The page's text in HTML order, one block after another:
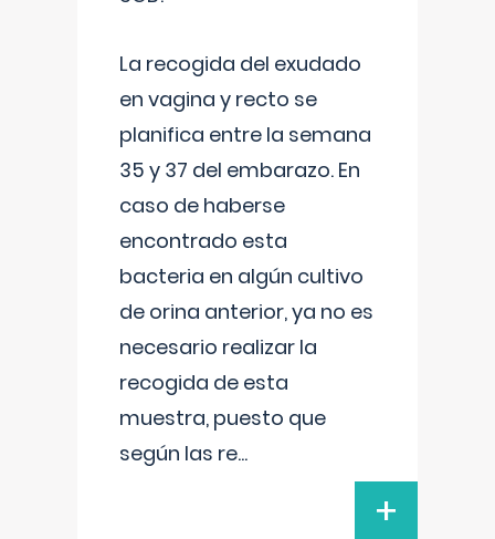
La recogida del exudado
en vagina y recto se
planifica entre la semana
35 y 37 del embarazo. En
caso de haberse
encontrado esta
bacteria en algún cultivo
de orina anterior, ya no es
necesario realizar la
recogida de esta
muestra, puesto que
según las re...
+